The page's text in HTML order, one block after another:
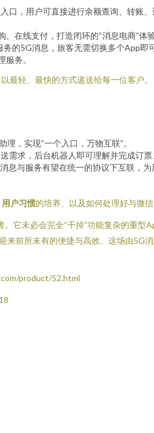
口，用户可直接进行余额查询、转账
在线支付，打造闭环的“消息电商”体
的5G消息，旅客无需切换多个App即
务。
最轻、最快的方式递送给每一位客户。
，实现“一个入口，万物互联”。
求，后台机器人即可理解并完成订票
息与服务有望在统一的协议下互联，为
用户习惯的培养、以及如何处理好与微
它未必会完全“干掉”功能复杂的重型
前所未有的便捷与高效。这场由5G
product/52.html